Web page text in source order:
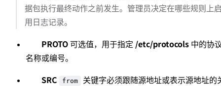
据包执行最终动作之前发生。管理员决定在哪些规则上
用日志记录。
PROTO 可选值，用于指定 /etc/protocols 中的协
名称或编号。
SRC from
关键字必须跟随源地址或表示源地址的